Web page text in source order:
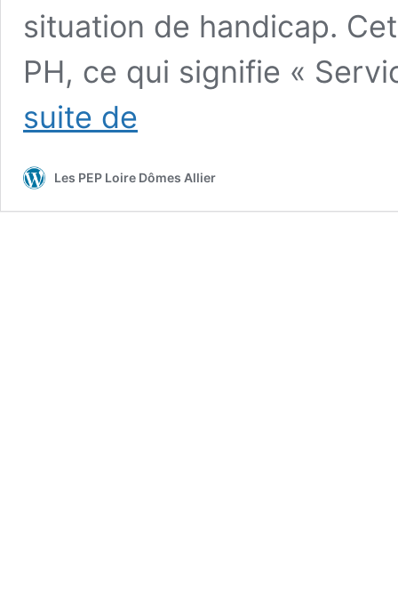
situation de handicap.
PH, ce qui signifie «
suite de
Les PEP Loire Dômes Allier